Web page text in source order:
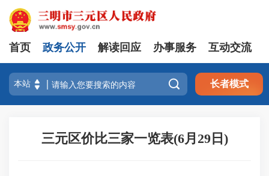
首页 政务公开 解读回应 办事服务 互动交流
 长者模式
三元区价比三家一览表(6月29日)